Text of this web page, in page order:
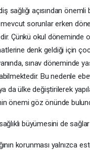
sağlığı açısından
sorunlar erken
Çünkü okul döneminde
denk geldiği için
sınav döneminde
Bu nedenle
da ülke değiştirilerek
önemi göz önünde
büyümesini de sağlar
korunması yalnızca